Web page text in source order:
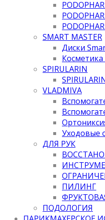
SMART MASTER
Диски
SPIRULARIN
VLADMIVA
Уходовые
ДЛЯ РУК
ПИЛИНГ
ПОДОЛОГИЯ